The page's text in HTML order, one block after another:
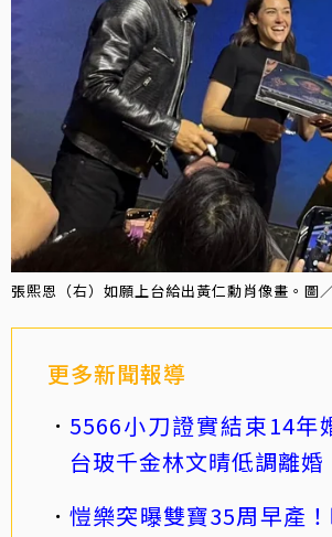
張熙恩（右）如願上台給出黃仁勳肖像畫。圖
更多新聞報導
5566小刀證實結束14年
台玻千金林文晴低調離婚
愷樂突曝雙寶35周早產